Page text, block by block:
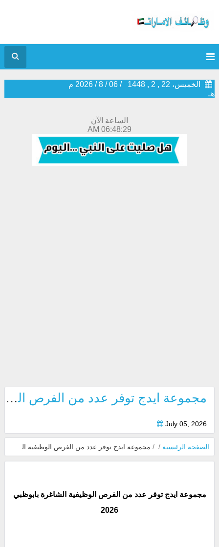
الخميس، 22 , 2 , 1448
هـ
/
06
/
8
/
2026 م
الساعة الآن
06:48:29 AM
مجموعة ايدج توفر عدد من الفرص الوظيفية الشاغرة بابوظبي 2026
July 05, 2026
الصفحة الرئيسية /
/ مجموعة ايدج توفر عدد من الفرص الوظيفية الشاغرة بابوظبي 2026
مجموعة ايدج توفر عدد من الفرص الوظيفية الشاغرة بابوظبي
2026